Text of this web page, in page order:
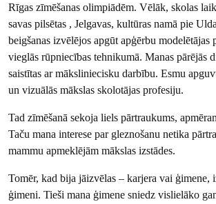
Rīgas zīmēšanas olimpiādēm. Vēlāk, skolas
savas pilsētas , Jelgavas, kultūras namā pie
beigšanas izvēlējos apgūt apģērbu modelētājas
vieglās rūpniecības tehnikumā. Manas pārējās
saistītas ar māksliniecisku darbību. Esmu
un vizuālās mākslas skolotājas profesiju.
Tad zīmēšanā sekoja liels pārtraukums,
Taču mana interese par gleznošanu netika
mammu apmeklējām mākslas izstādes.
Tomēr, kad bija jāizvēlas – karjera vai ģimene,
ģimeni. Tieši mana ģimene sniedz vislielāko